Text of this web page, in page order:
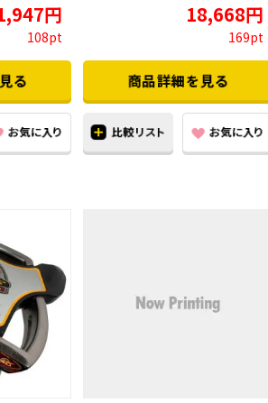
円
108pt
18,668円
169pt